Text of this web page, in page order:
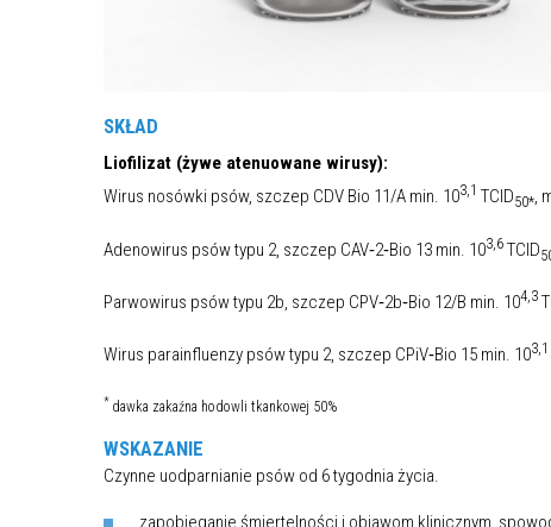
SKŁAD
Liofilizat (żywe atenuowane wirusy):
Wirus nosówki psów, szczep CDV Bio 11/A min. 103,1 TCID50*,
Adenowirus psów typu 2, szczep CAV‐2‐Bio 13 min. 103,6 TCID
Parwowirus psów typu 2b, szczep CPV‐2b‐Bio 12/B min. 104,3
Wirus parainfluenzy psów typu 2, szczep CPiV‐Bio 15 min. 103,1
* dawka zakaźna hodowli tkankowej 50%
WSKAZANIE
Czynne uodparnianie psów od 6 tygodnia życia.
zapobieganie śmiertelności i objawom klinicznym,